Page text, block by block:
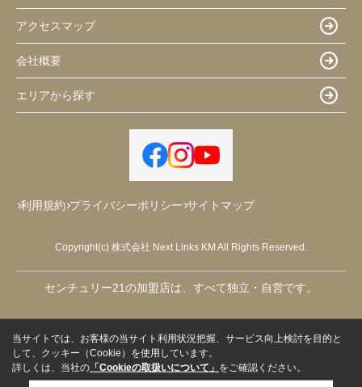
アクセスマップ
会社概要
エリアから探す
利用規約 プライバシーポリシー サイトマップ
Copyright(c) 株式会社 Next Links KM All Rights Reserved.
センチュリー21の加盟店は、すべて独立・自営です。
当サイトでは、お客様の当サイト利用状況把握、サービス向上検討を目的と
して、クッキー（Cookie）を使用しています。
詳しくは、当社の 「Cookieの取扱いについて」 をご確認ください。